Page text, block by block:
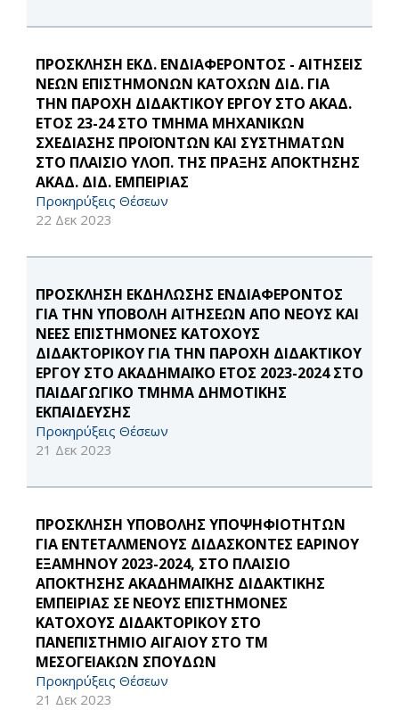
ΠΡΟΣΚΛΗΣΗ ΕΚΔ. ΕΝΔΙΑΦΕΡΟΝΤΟΣ - ΑΙΤΗΣΕΙΣ
ΝΕΩΝ ΕΠΙΣΤΗΜΟΝΩΝ ΚΑΤΟΧΩΝ ΔΙΔ. ΓΙΑ
ΤΗΝ ΠΑΡΟΧΗ ΔΙΔΑΚΤΙΚΟΥ ΕΡΓΟΥ ΣΤΟ ΑΚΑΔ.
ΕΤΟΣ 23-24 ΣΤΟ ΤΜΗΜΑ ΜΗΧΑΝΙΚΩΝ
ΣΧΕΔΙΑΣΗΣ ΠΡΟΪΟΝΤΩΝ ΚΑΙ ΣΥΣΤΗΜΑΤΩΝ
ΣΤΟ ΠΛΑΙΣΙΟ ΥΛΟΠ. ΤΗΣ ΠΡΑΞΗΣ ΑΠΟΚΤΗΣΗΣ
ΑΚΑΔ. ΔΙΔ. ΕΜΠΕΙΡΙΑΣ
Προκηρύξεις Θέσεων
22 Δεκ 2023
ΠΡΟΣΚΛΗΣΗ ΕΚΔΗΛΩΣΗΣ ΕΝΔΙΑΦΕΡΟΝΤΟΣ
ΓΙΑ THN ΥΠΟΒΟΛΗ ΑΙΤΗΣΕΩΝ ΑΠΟ ΝΕΟΥΣ ΚΑΙ
ΝΕΕΣ ΕΠΙΣΤΗΜΟΝΕΣ ΚΑΤΟΧΟΥΣ
ΔΙΔΑΚΤΟΡΙΚΟΥ ΓΙΑ ΤΗΝ ΠΑΡΟΧΗ ΔΙΔΑΚΤΙΚΟΥ
ΕΡΓΟΥ ΣΤΟ ΑΚΑΔΗΜΑΪΚΟ ΕΤΟΣ 2023-2024 ΣΤΟ
ΠΑΙΔΑΓΩΓΙΚΟ ΤΜΗΜΑ ΔΗΜΟΤΙΚΗΣ
ΕΚΠΑΙΔΕΥΣΗΣ
Προκηρύξεις Θέσεων
21 Δεκ 2023
ΠΡΟΣΚΛΗΣΗ ΥΠΟΒΟΛΗΣ ΥΠΟΨΗΦΙΟΤΗΤΩΝ
ΓΙΑ ΕΝΤΕΤΑΛΜΕΝΟΥΣ ΔΙΔΑΣΚΟΝΤΕΣ ΕΑΡΙΝΟΥ
ΕΞΑΜΗΝΟΥ 2023-2024, ΣΤΟ ΠΛΑΙΣΙΟ
ΑΠΟΚΤΗΣΗΣ ΑΚΑΔΗΜΑΪΚΗΣ ΔΙΔΑΚΤΙΚΗΣ
ΕΜΠΕΙΡΙΑΣ ΣΕ ΝΕΟΥΣ ΕΠΙΣΤΗΜΟΝΕΣ
ΚΑΤΟΧΟΥΣ ΔΙΔΑΚΤΟΡΙΚΟΥ ΣΤΟ
ΠΑΝΕΠΙΣΤΗΜΙΟ ΑΙΓΑΙΟΥ ΣΤΟ ΤΜ
ΜΕΣΟΓΕΙΑΚΩΝ ΣΠΟΥΔΩΝ
Προκηρύξεις Θέσεων
21 Δεκ 2023